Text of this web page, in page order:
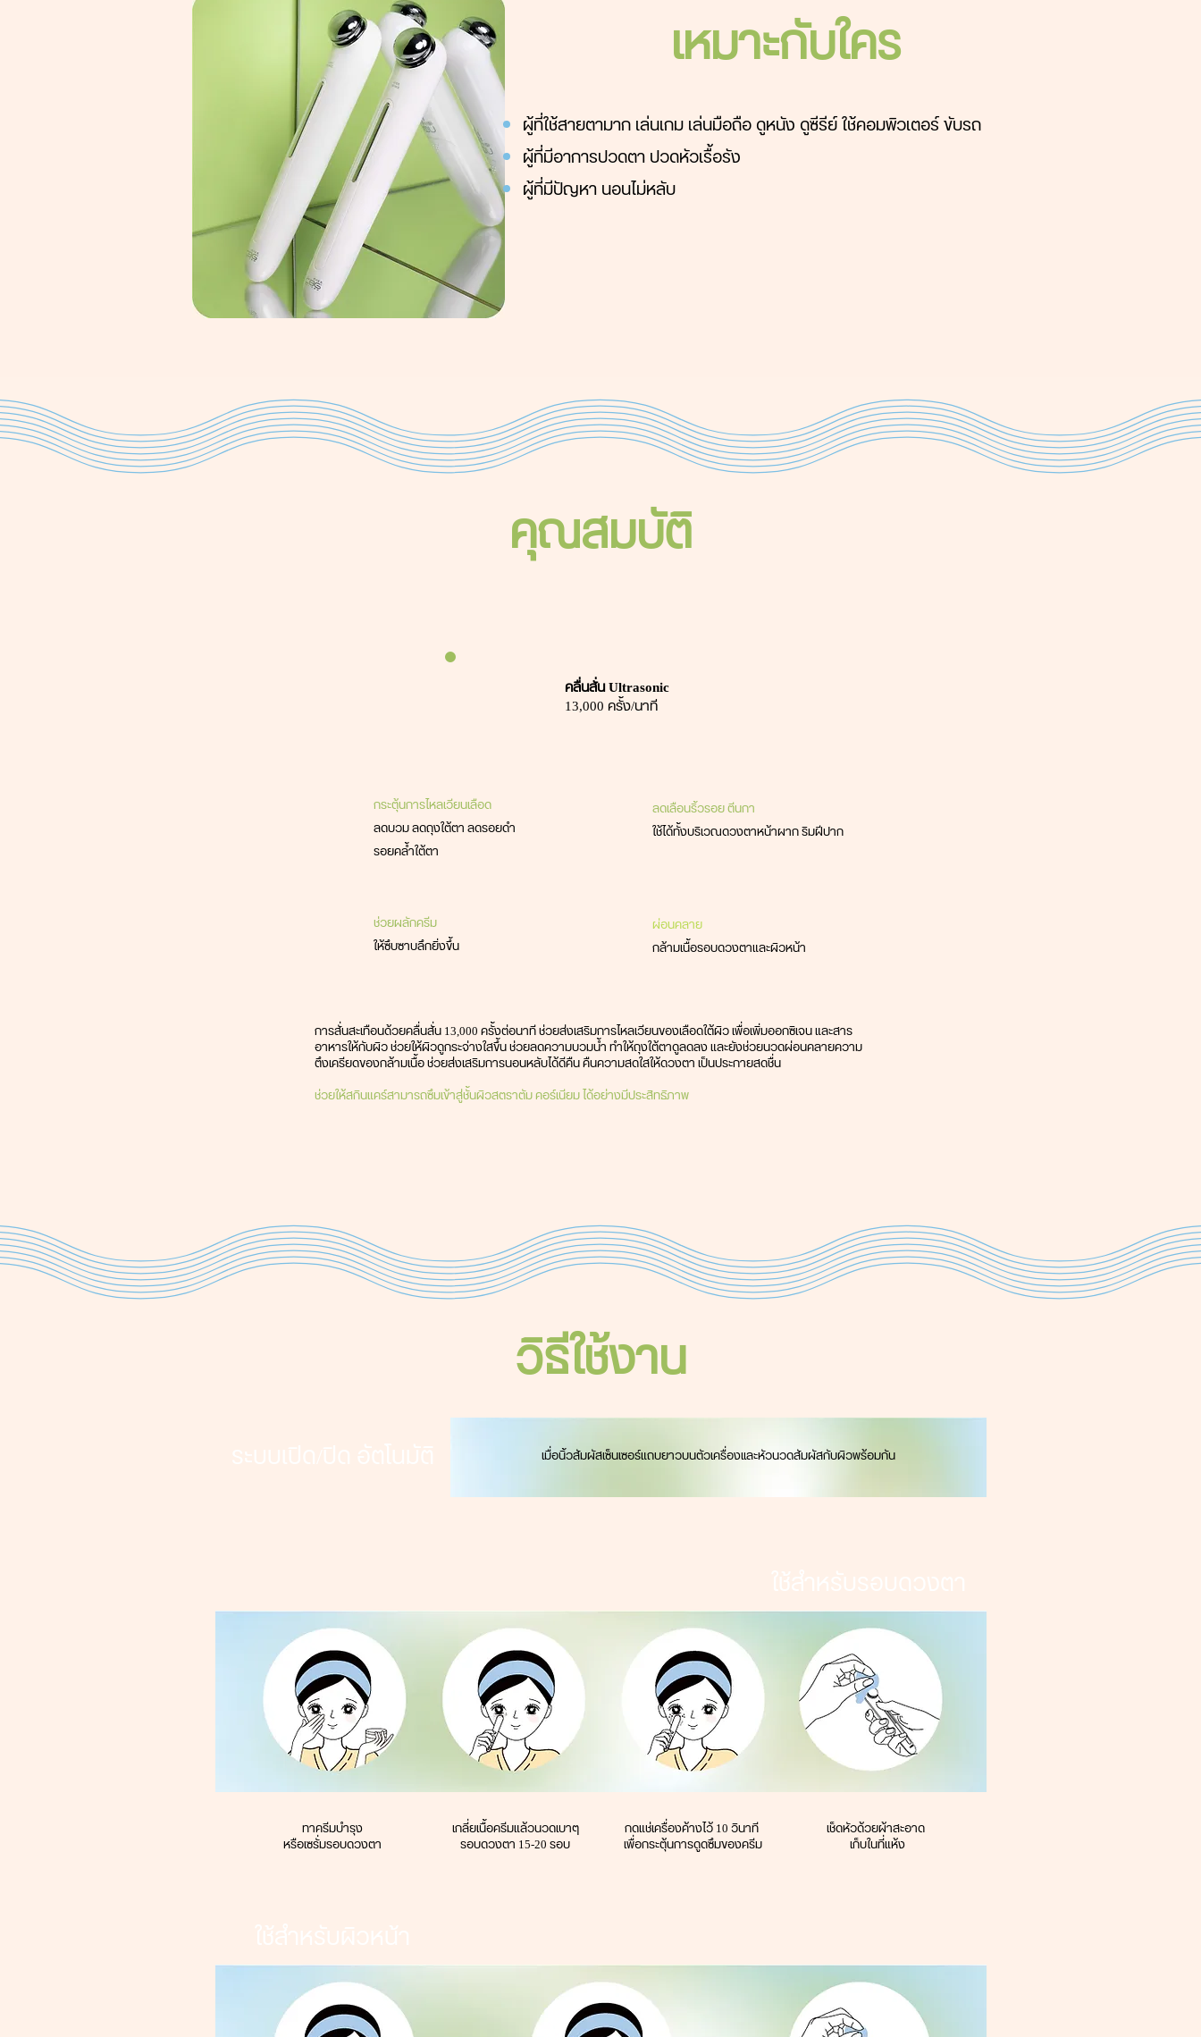
เหมาะกับใคร
ผู้ที่ใช้สายตามาก เล่นเกม เล่นมือถือ ดูหนัง ดูซีรีย์ ใช้คอมพิวเตอร์ ขับรถ
ผู้ที่มีอาการปวดตา ปวดหัวเรื้อรัง
ผู้ที่มีปัญหา นอนไม่หลับ
คุณสมบัติ
การสั่นสะเทือนด้วยคลื่นสั่น 13,000 ครั้งต่อนาที ช่วยส่งเสริมการไหลเวียนของเลือดใต้ผิว เพื่อเพิิ่มออกซิเจน และสาร
อาหารให้กับผิว ช่วยให้ผิวดูกระจ่างใสขึ้น ช่วยลดความบวมน้ำ ทำให้ถุงใต้ตาดูลดลง และยังช่วยนวดผ่อนคลายความ
ตึงเครียดของกล้ามเนื้อ ช่วยส่งเสริมการนอนหลับได้ดีคืน คืนความสดใสให้ดวงตา เป็นประกายสดชื่น
ช่วยให้สกินแคร์สามารถซึมเข้าสู่ชั้นผิวสตราตัม คอร์เนียม ได้อย่างมีประสิทธิภาพ
ลดเลือนริ้วรอย ตีนกา
ใช้ได้ทั้งบริเวณดวงตาหน้าผาก ริมฝีปาก
กระตุ้นการไหลเวียนเลือด
ลดบวม ลดถุงใต้ตา ลดรอยดำ
รอยคล้ำใต้ตา
คลื่นสั่น Ultrasonic
13,000 ครั้ง/นาที
ผ่อนคลาย
กล้ามเนื้อรอบดวงตาและผิวหน้า
ช่วยผลักครีม
ให้ซึบซาบลึกยิ่งขึ้น
วิธีใช้งาน
เมื่อนิ้วสัมผัสเซ็นเซอร์แถบยาวบนตัวเครื่องเเละหัวนวดสัมผัสกับผิวพร้อมกัน
ทาครีมบำรุง
หรือเซรั่มรอบดวงตา
เกลี่ยเนื้อครีมแล้วนวดเบาๆ
รอบดวงตา 15-20 รอบ
กดแช่เครื่องค้างไว้ 10 วินาที
เพื่อกระตุ้นการดูดซึมของครีม
เช็ดหัวด้วยผ้าสะอาด
เก็บในที่แห้ง